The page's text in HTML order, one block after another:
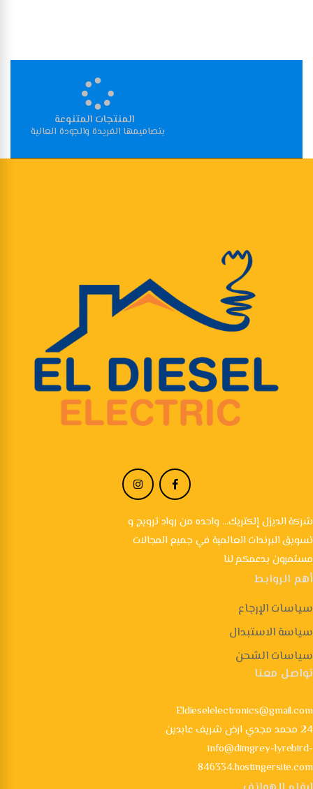
المنتجات المتنوعة
بتصاميمها الفريدة والجودة العالية
شركة الديزل إلكتريك... واحده من رواد ترويج و
تسويق البرندات العالمية في جميع المجالات
مستمرون بدعمكم لنا
أهم الروابط
سياسات الإرجاع
سياسة الاستبدال
سياسات الشحن
تواصل معنا
Eldieselelectronics@gmail.com
24 محمد مجدي ارض شريف عابدين
info@dimgrey-lyrebird-
846334.hostingersite.com